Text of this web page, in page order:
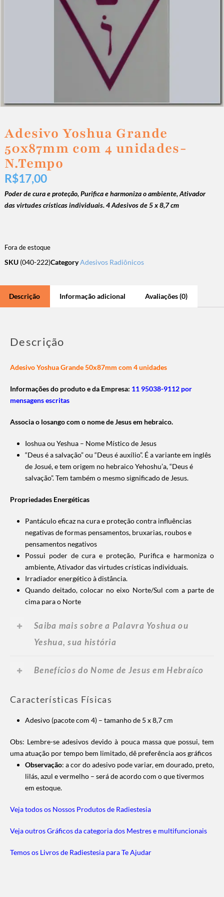
Adesivo Yoshua Grande
50x87mm com 4 unidades-
N.Tempo
R$17,00
Poder de cura e proteção,Purifica e harmoniza o ambiente,Ativador
das virtudes crísticas individuais. 4Adesivos de 5 x 8,7 cm
Fora de estoque
SKU (040-222)CategoryAdesivos Radiônicos
Descrição Informação adicional Avaliações (0)
Descrição
Adesivo Yoshua Grande 50x87mm com 4 unidades
Informações do produto e da Empresa: 11 95038-9112 por
mensagens escritas
Associa o losango com o nome de Jesus em hebraico.
Ioshua ou Yeshua – Nome Místico de Jesus
“Deus é a salvação” ou “Deus é auxílio”. É a variante em inglês
de Josué, e tem origem no hebraico Yehoshu’a, “Deus é
salvação”. Tem também o mesmo significado de Jesus.
Propriedades Energéticas
Pantáculo eficaz na cura e proteção contra influências
negativas de formas pensamentos, bruxarias, roubos e
pensamentos negativos
Possui poder de cura e proteção, Purifica e harmoniza o
ambiente,Ativador das virtudes crísticas individuais.
Irradiador energético à distância.
Quando deitado, colocar no eixo Norte/Sul com a parte de
cima para o Norte
Saiba mais sobre a Palavra Yoshua ou
Yeshua, sua história
Benefícios do Nome de Jesus em Hebraíco
Características Físicas
Adesivo (pacote com 4) – tamanho de 5 x 8,7 cm
Obs: Lembre-se adesivos devido à pouca massa que possui, tem
uma atuação por tempo bem limitado, dê preferência aos gráficos
Observação: a cor do adesivo pode variar, em dourado, preto,
lilás, azul e vermelho – será de acordo com o que tivermos
em estoque.
Veja todos os Nossos Produtos de Radiestesia
Veja outros Gráficos da categoria dos Mestres e multifuncionais
Temos os Livros de Radiestesia para Te Ajudar